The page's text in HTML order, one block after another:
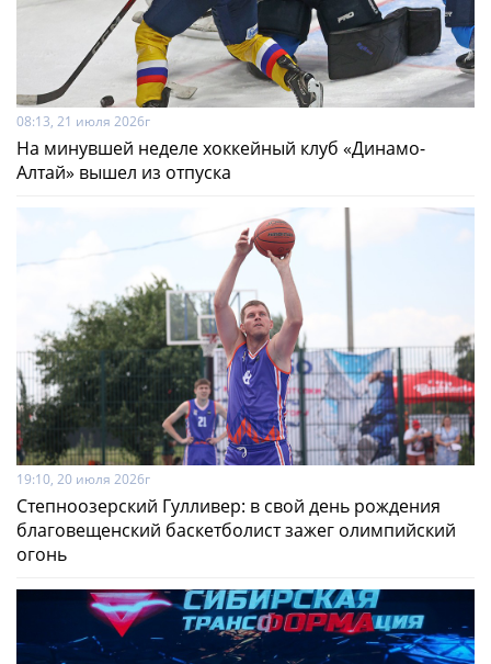
08:13, 21 июля 2026г
На минувшей неделе хоккейный клуб «Динамо-
Алтай» вышел из отпуска
19:10, 20 июля 2026г
Степноозерский Гулливер: в свой день рождения
благовещенский баскетболист зажег олимпийский
огонь